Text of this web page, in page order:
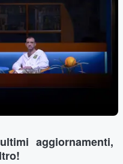
aggiornamenti,